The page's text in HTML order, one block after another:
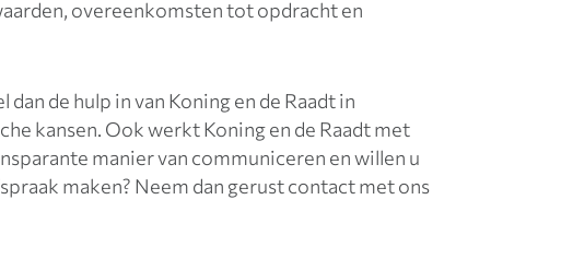
overeenkomsten tot opdracht en
de hulp in van Koning en de Raadt in
kansen. Ook werkt Koning en de Raadt met
manier van communiceren en willen u
maken? Neem dan gerust contact met ons